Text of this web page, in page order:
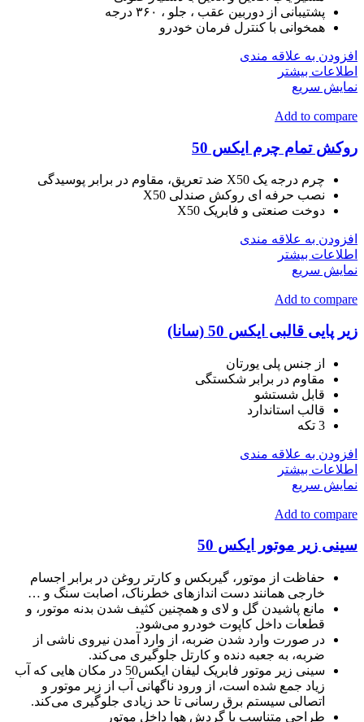
پشتیبانی از دوربین عقب ، جلو ، ۳۶۰ درجه
همخوانی با کنترل فرمان خودرو
افزودن به علاقه مندی
اطلاعات بیشتر
نمایش سریع
Add to compare
روکش تمام چرم ایکس 50
چرم درجه یک X50 ضد تعریق، مقاوم در برابر پوسیدگی
نصب حرفه ای روکش صندلی X50
دوخت صنعتی و فابریک X50
افزودن به علاقه مندی
اطلاعات بیشتر
نمایش سریع
Add to compare
زیر پایی قالبی ایکس 50 (سانا)
از جنس پلی یورتان
مقاوم در برابر شکستگی
قابل شستشو
قالب استاندارد
3 تکه
افزودن به علاقه مندی
اطلاعات بیشتر
نمایش سریع
Add to compare
سینی زیر موتور ایکس 50
حفاظت از موتور، گیربکس و کارتر روغن در برابر اجسام
خارجی همانند دست اندازهای خطرناک، اصابت سنگ و …
مانع پاشیدن گل و لای و همچنین کثیف شدن بدنه موتور، و
قطعات داخل کاپوت خودرو می‌شود.
در صورت وارد شدن ضربه، از وارد آمدن نیروی ناشی از
ضربه، به جعبه دنده و کارتل جلوگیری می‌کند.
سینی زیر موتور فابریک لیفان ایکس50 در مکان هایی که آب
زیاد جمع شده است، از ورود ناگهانی آب از زیر موتور و
اتصالی سیستم برق رسانی تا حد زیادی جلوگیری می‌کند.
طراحی متناسب با گردش هوا داخل موتور